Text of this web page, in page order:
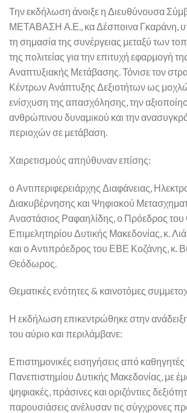
Την εκδήλωση άνοιξε η Διευθύνουσα
ΜΕΤΑΒΑΣΗ Α.Ε., κα Δέσποινα Γκαράνη,
τη σημασία της συνέργειας μεταξύ των
της πολιτείας για την επιτυχή εφαρμογή
Αναπτυξιακής Μετάβασης. Τόνισε τον
Κέντρων Ανάπτυξης Δεξιοτήτων ως
ενίσχυση της απασχόλησης, την
ανθρώπινου δυναμικού και την
περιοχών σε μετάβαση.
Χαιρετισμούς απηύθυναν επίσης:
ο Αντιπεριφερειάρχης Διαφάνειας,
Διακυβέρνησης και Ψηφιακού
Αναστάσιος Ραφαηλίδης, ο Πρόεδρος του
Επιμελητηρίου Δυτικής Μακεδονίας, κ.
και ο Αντιπρόεδρος του ΕΒΕ Κοζάνης, κ.
Θεόδωρος.
Θεματικές ενότητες & καινοτόμες
Η εκδήλωση επικεντρώθηκε στην
του αύριο και περιλάμβανε:
Επιστημονικές εισηγήσεις από καθηγητές
Πανεπιστημίου Δυτικής Μακεδονίας, με
ψηφιακές, πράσινες και οριζόντιες
παρουσιάσεις ανέλυσαν τις σύγχρονες